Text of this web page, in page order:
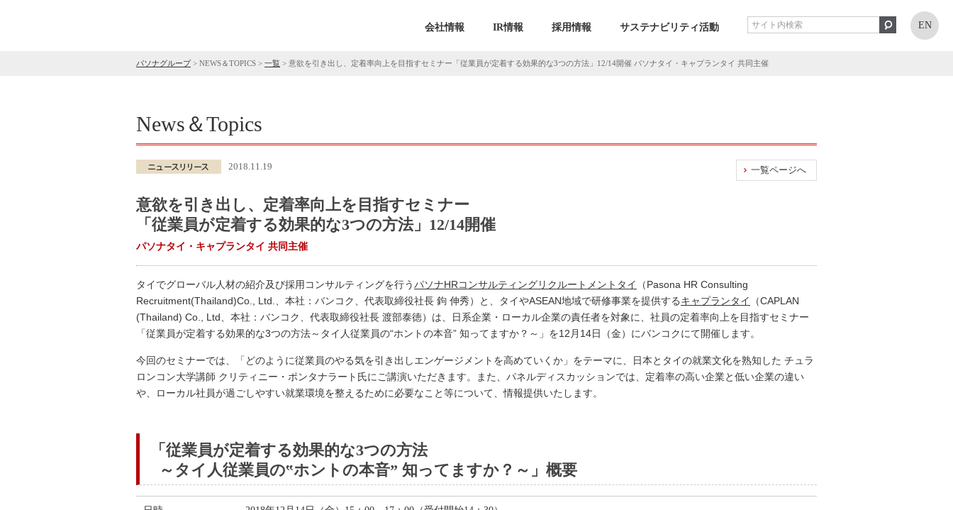
会社情報 IR情報 採用情報 サステナビリティ活動 EN
パソナグループ> NEWS＆TOPICS > 一覧 > 意欲を引き出し、定着率向上を目指すセミナー「従業員が定着する効果的な3つの方法」12/14開催 パソナタイ・キャプランタイ 共同主催
News＆Topics
一覧ページへ
2018.11.19
意欲を引き出し、定着率向上を目指すセミナー
「従業員が定着する効果的な3つの方法」12/14開催
パソナタイ・キャプランタイ 共同主催
タイでグローバル人材の紹介及び採用コンサルティングを行うパソナHRコンサルティングリクルートメントタイ
（Pasona HR Consulting
Recruitment(Thailand)Co., Ltd.、本社：バンコク、代表取締役社長 鉤 伸秀）と、タイやASEAN地域で研修事業を提供するキャプランタイ
（CAPLAN
(Thailand) Co., Ltd、本社：バンコク、代表取締役社長 渡部泰徳）は、日系企業・ローカル企業の責任者を対象に、社員の定着率向上を目指すセミナー
「従業員が定着する効果的な3つの方法～タイ人従業員の“ホントの本音” 知ってますか？～」を12月14日（金）にバンコクにて開催します。
今回のセミナーでは、「どのように従業員のやる気を引き出しエンゲージメントを高めていくか」をテーマに、日本とタイの就業文化を熟知した チュラ
ロンコン大学講師 クリティニー・ポンタナラート氏にご講演いただきます。また、パネルディスカッションでは、定着率の高い企業と低い企業の違い
や、ローカル社員が過ごしやすい就業環境を整えるために必要なこと等について、情報提供いたします。
「従業員が定着する効果的な3つの方法
～タイ人従業員の‟ホントの本音” 知ってますか？～」概要